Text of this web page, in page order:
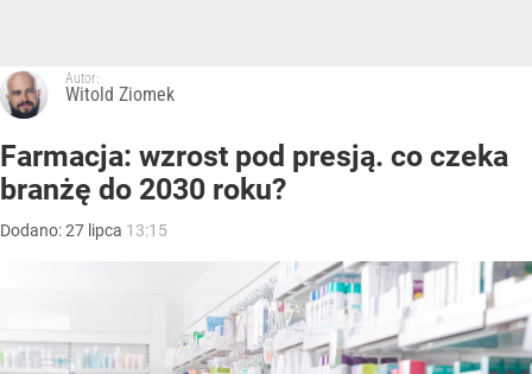
Autor:
Witold Ziomek
Farmacja: wzrost pod presją. co czeka
branżę do 2030 roku?
Dodano:27 lipca 13:15